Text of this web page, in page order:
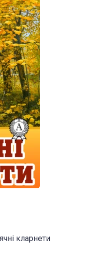
кларнети